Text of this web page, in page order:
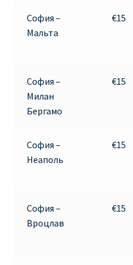
БИЛЕТЫ RYANAIR |
БРОНИРОВАНИЕ
ДЕШЕВЫЕ АВИАБИЛЕТЫ В
ДЕШЕВЫЕ АВИАБИЛЕТЫ В
ДЕШЕВЫЕ АВИАБИЛЕТЫ В
София –
Мальта
€15
София –
Милан
Бергамо
€15
София –
Неаполь
€15
София –
Вроцлав
€15